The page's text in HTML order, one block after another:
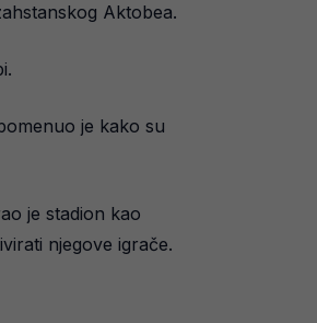
Aktobea.
je kako su
je stadion kao
njegove igrače.